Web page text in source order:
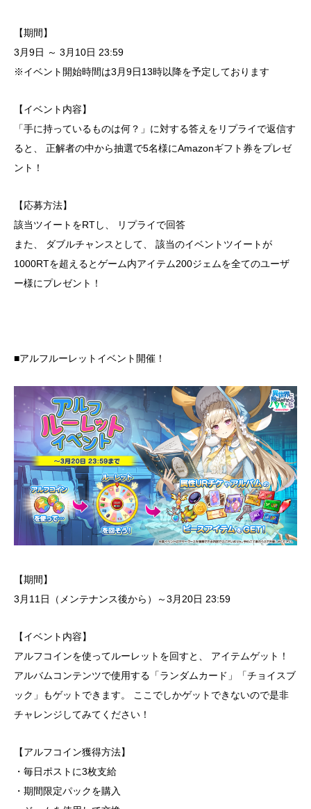
【期間】
3月9日 ～ 3月10日 23:59
※イベント開始時間は3月9日13時以降を予定しております
【イベント内容】
「手に持っているものは何？」に対する答えをリプライで返信す
ると、 正解者の中から抽選で5名様にAmazonギフト券をプレゼ
ント！
【応募方法】
該当ツイートをRTし、 リプライで回答
また、 ダブルチャンスとして、 該当のイベントツイートが
1000RTを超えるとゲーム内アイテム200ジェムを全てのユーザ
ー様にプレゼント！
■アルフルーレットイベント開催！
【期間】
3月11日（メンテナンス後から）～3月20日 23:59
【イベント内容】
アルフコインを使ってルーレットを回すと、 アイテムゲット！
アルバムコンテンツで使用する「ランダムカード」「チョイスブ
ック」もゲットできます。 ここでしかゲットできないので是非
チャレンジしてみてください！
【アルフコイン獲得方法】
・毎日ポストに3枚支給
・期間限定パックを購入